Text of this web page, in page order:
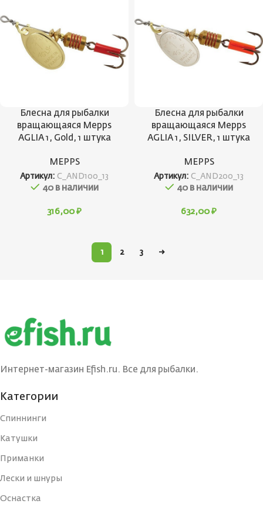
Блесна для рыбалки
вращающаяся Mepps
AGLIA 1, Gold, 1 штука
MEPPS
Артикул: C_AND100_13
40 в наличии
316,00 ₽
Блесна для рыбалки
вращающаяся Mepps
AGLIA 1, SILVER, 1 штука
MEPPS
Артикул: C_AND200_13
40 в наличии
632,00 ₽
1 2 3 →
Интернет-магазин Efish.ru. Все для рыбалки.
Категории
Спиннинги
Катушки
Приманки
Лески и шнуры
Оснастка